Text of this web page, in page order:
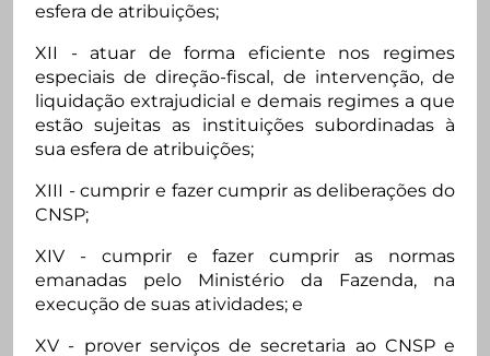
esfera de atribuições;
XII - atuar de forma eficiente nos regimes
especiais de direção-fiscal, de intervenção, de
liquidação extrajudicial e demais regimes a que
estão sujeitas as instituições subordinadas à
sua esfera de atribuições;
XIII - cumprir e fazer cumprir as deliberações do
CNSP;
XIV - cumprir e fazer cumprir as normas
emanadas pelo Ministério da Fazenda, na
execução de suas atividades; e
XV - prover serviços de secretaria ao CNSP e